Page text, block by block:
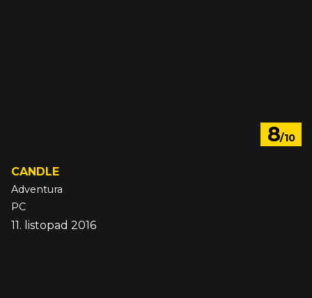
8/10
CANDLE
Adventura
PC
11. listopad 2016